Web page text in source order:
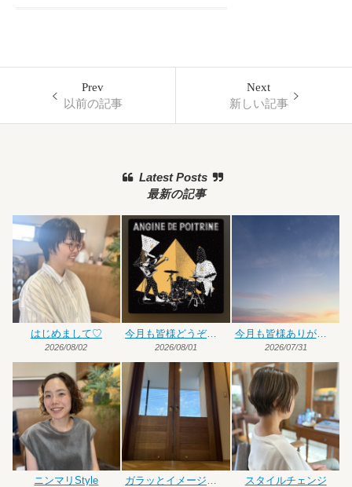
Prev
以前の記事
Next
新しい記事
Latest Posts
最新の記事
はじめまして♡
2026/08/02
今月も皆様どうぞよろしくお願いいたします
2026/08/01
今月も皆様ありがとうございました
2026/07/31
ニンマリStyle スタイルチェンジ